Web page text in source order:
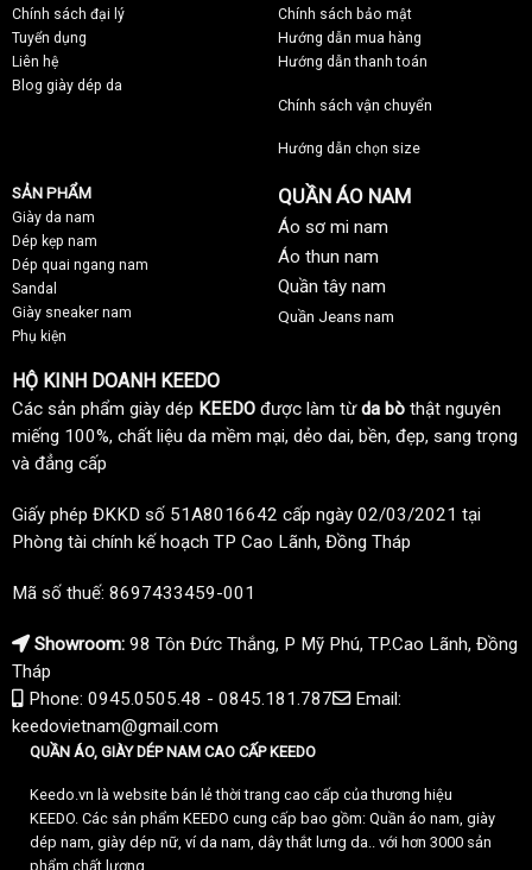
Chính sách đại lý
Tuyển dụng
Liên hệ
Blog giày dép da
Chính sách bảo mật
Hướng dẫn mua hàng
Hướng dẫn thanh toán
Chính sách vận chuyển
Hướng dẫn chọn size
SẢN PHẨM
Giày da nam
Dép kẹp nam
Dép quai ngang nam
Sandal
Giày sneaker nam
Phụ kiện
QUẦN ÁO NAM
Áo sơ mi nam
Áo thun nam
Quần tây nam
Quần Jeans nam
HỘ KINH DOANH KEEDO
Các sản phẩm giày dép KEEDO được làm từda bò thật nguyên
miếng 100%, chất liệu da mềm mại, dẻo dai, bền, đẹp, sang trọng
và đẳng cấp
Giấy phép ĐKKD số 51A8016642 cấp ngày 02/03/2021 tại
Phòng tài chính kế hoạch TP Cao Lãnh, Đồng Tháp
Mã số thuế: 8697433459-001
Showroom: 98 Tôn Đức Thắng, P Mỹ Phú, TP.Cao Lãnh, Đồng
Tháp
Phone: 0945.0505.48 - 0845.181.787
Email:
keedovietnam@gmail.com
QUẦN ÁO, GIÀY DÉP NAM CAO CẤP KEEDO
Keedo.vn là website bán lẻ thời trang cao cấp của thương hiệu
KEEDO. Các sản phẩm KEEDO cung cấp bao gồm: Quần áo nam, giày
dép nam, giày dép nữ, ví da nam, dây thắt lưng da.. với hơn 3000 sản
phẩm chất lượng.